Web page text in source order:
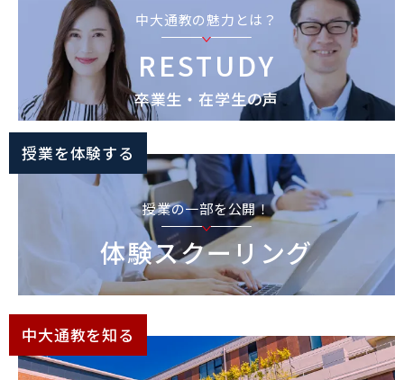
中大通教の魅力とは？
RESTUDY
卒業生・在学生の声
授業を体験する
授業の一部を公開！
体験スクーリング
中大通教を知る